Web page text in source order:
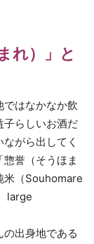
れ）」と
ではなかなか飲
子らしいお酒だ
がら出してく
惣誉（そうほま
米（Souhomare
large
の出身地である